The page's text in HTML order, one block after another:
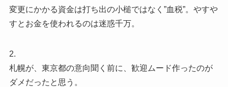
変更にかかる資金は打ち出の小槌ではなく”血税”。やすや
すとお金を使われるのは迷惑千万。
2.
札幌が、東京都の意向聞く前に、歓迎ムード作ったのが
ダメだったと思う。